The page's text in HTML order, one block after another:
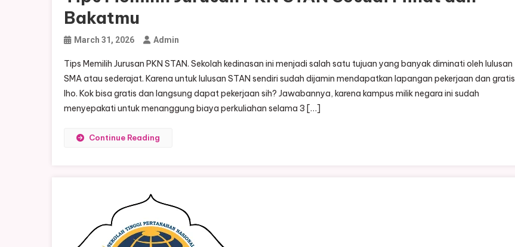
Bakatmu
March 31, 2026 Admin
Tips Memilih Jurusan PKN STAN. Sekolah kedinasan ini menjadi salah satu tujuan yang banyak diminati oleh lulusan
SMA atau sederajat. Karena untuk lulusan STAN sendiri sudah dijamin mendapatkan lapangan pekerjaan dan gratis
lho. Kok bisa gratis dan langsung dapat pekerjaan sih? Jawabannya, karena kampus milik negara ini sudah
menyepakati untuk menanggung biaya perkuliahan selama 3 […]
Continue Reading